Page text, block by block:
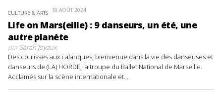
CULTURE & ARTS 18 AOÛT 2024
Life on Mars(eille) : 9 danseurs, un été, une
autre planète
parSarah Joyaux
Des coulisses aux calanques, bienvenue dans la vie des danseuses et
danseurs de (LA) HORDE, la troupe du Ballet National de Marseille.
Acclamés sur la scène internationale et...